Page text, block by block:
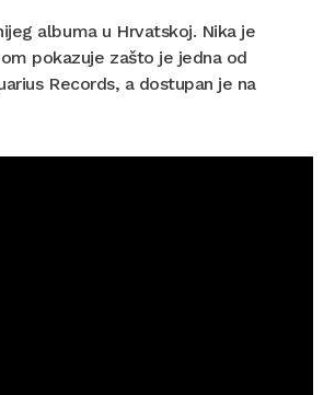
albuma u Hrvatskoj. Nika je
pokazuje zašto je jedna od
Records, a dostupan je na